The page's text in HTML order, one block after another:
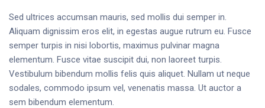
Sed ultrices accumsan mauris, sed mollis dui semper in.
Aliquam dignissim eros elit, in egestas augue rutrum eu. Fusce
semper turpis in nisi lobortis, maximus pulvinar magna
elementum. Fusce vitae suscipit dui, non laoreet turpis.
Vestibulum bibendum mollis felis quis aliquet. Nullam ut neque
sodales, commodo ipsum vel, venenatis massa. Ut auctor a
sem bibendum elementum.